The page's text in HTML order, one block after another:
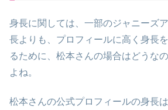
身長に関しては、一部のジャニーズ
長よりも、プロフィールに高く身長
るために、松本さんの場合はどうな
よね。
松本さんの公式プロフィールの身長